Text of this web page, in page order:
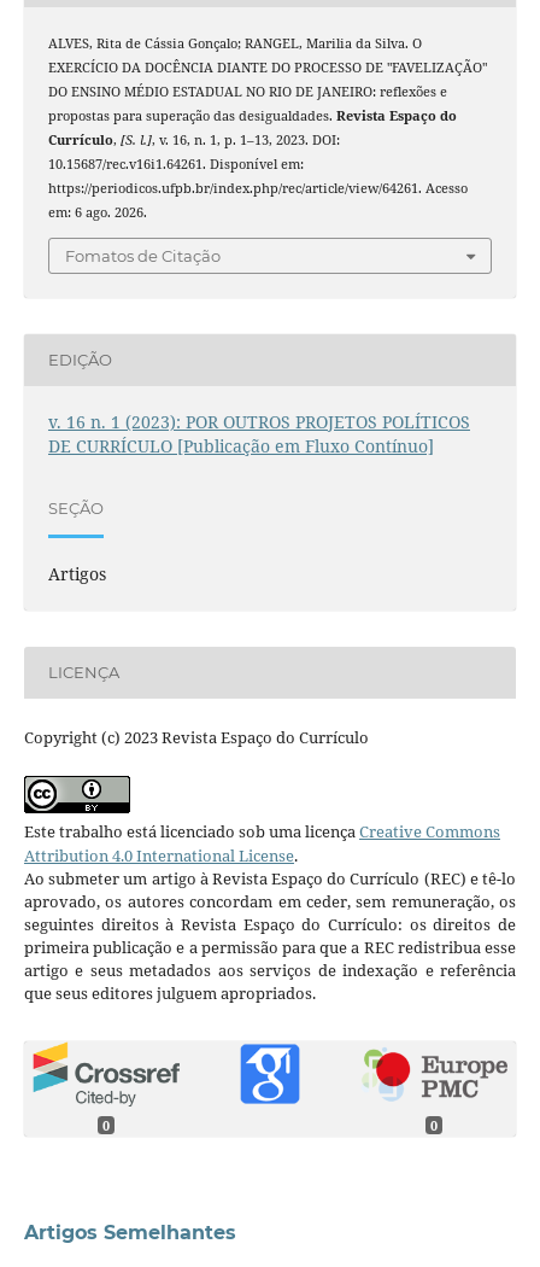
ALVES, Rita de Cássia Gonçalo; RANGEL, Marilia da Silva. O
EXERCÍCIO DA DOCÊNCIA DIANTE DO PROCESSO DE "FAVELIZAÇÃO"
DO ENSINO MÉDIO ESTADUAL NO RIO DE JANEIRO: reflexões e
propostas para superação das desigualdades. Revista Espaço do
Currículo, [S. l.], v. 16, n. 1, p. 1–13, 2023. DOI:
10.15687/rec.v16i1.64261. Disponível em:
https://periodicos.ufpb.br/index.php/rec/article/view/64261. Acesso
em: 6 ago. 2026.
Fomatos de Citação
EDIÇÃO
v. 16 n. 1 (2023): POR OUTROS PROJETOS POLÍTICOS
DE CURRÍCULO [Publicação em Fluxo Contínuo]
SEÇÃO
Artigos
LICENÇA
Copyright (c) 2023 Revista Espaço do Currículo
Este trabalho está licenciado sob uma licençaCreative Commons
Attribution 4.0 International License.
Ao submeter um artigo à Revista Espaço do Currículo (REC) e tê-lo
aprovado, os autores concordam em ceder, sem remuneração, os
seguintes direitos à Revista Espaço do Currículo: os direitos de
primeira publicação e a permissão para que a REC redistribua esse
artigo e seus metadados aos serviços de indexação e referência
que seus editores julguem apropriados.
0 0
Artigos Semelhantes